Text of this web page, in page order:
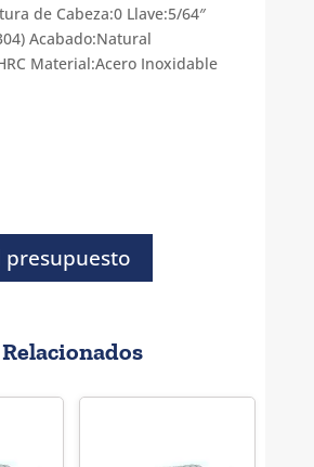
de Cabeza:0 Llave:5/64″
Acabado:Natural
Material:Acero Inoxidable
presupuesto